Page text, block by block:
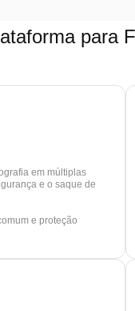
para
em múltiplas
e o saque de
e proteção